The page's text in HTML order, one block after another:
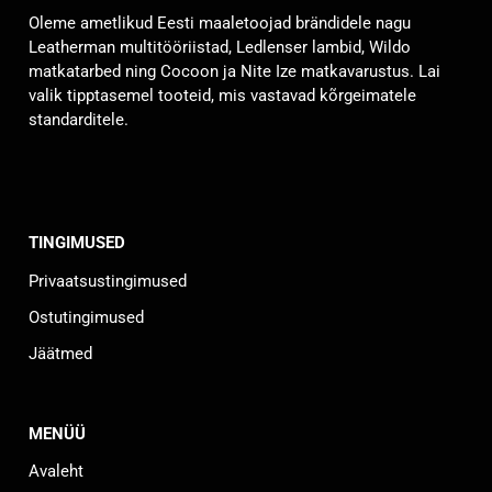
saab
teha
tootelehel.
saab
teha
tootelehel.
Oleme ametlikud Eesti maaletoojad brändidele nagu
Leatherman multitööriistad, Ledlenser lambid, Wildo
matkatarbed ning Cocoon ja Nite Ize matkavarustus. Lai
valik tipptasemel tooteid, mis vastavad kõrgeimatele
standarditele.
TINGIMUSED
Privaatsustingimused
Ostutingimused
Jäätmed
MENÜÜ
Avaleht